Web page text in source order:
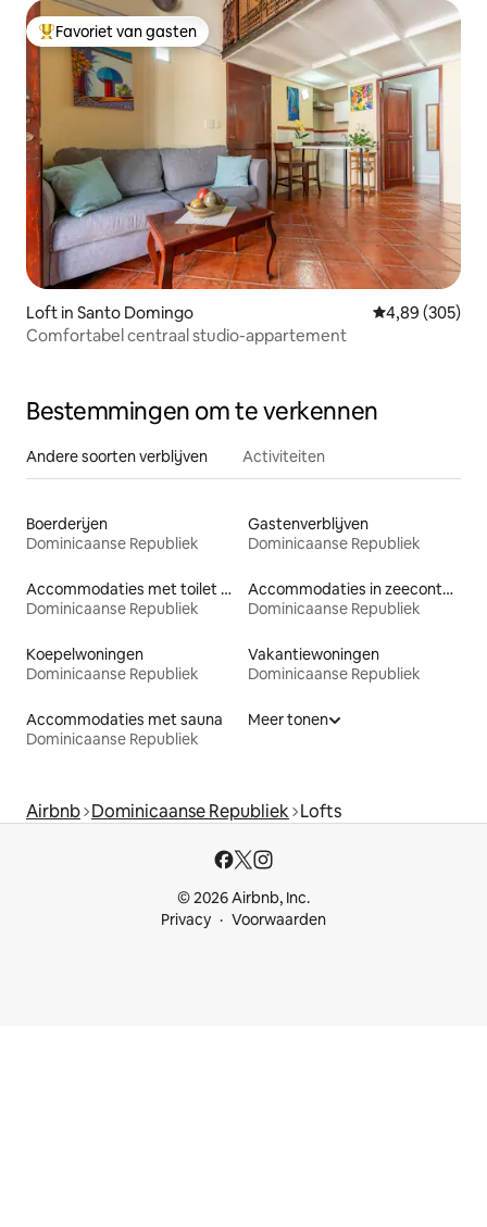
Topfavoriet van gasten
Favoriet van gasten
Loft in Santo Domingo Gemiddelde
4,89 (305)
Comfortabel centraal studio-appartement
Bestemmingen om te verkennen
Andere soorten verblijven Activiteiten
Boerderijen
Dominicaanse Republiek
Gastenverblijven
Dominicaanse Republiek
Accommodaties met toilet op toegankelijke hoogte
Dominicaanse Republiek
Accommodaties in zeecontainers
Dominicaanse Republiek
Koepelwoningen
Dominicaanse Republiek
Vakantiewoningen
Dominicaanse Republiek
Accommodaties met sauna
Dominicaanse Republiek
Meer tonen
Airbnb Dominicaanse Republiek Lofts
© 2026 Airbnb, Inc.
Privacy
Voorwaarden